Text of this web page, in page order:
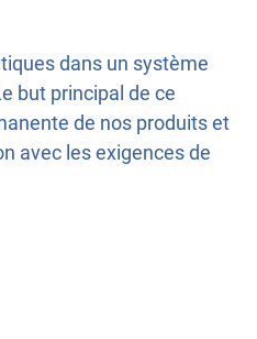
dans un système
but principal de ce
de nos produits et
avec les exigences de